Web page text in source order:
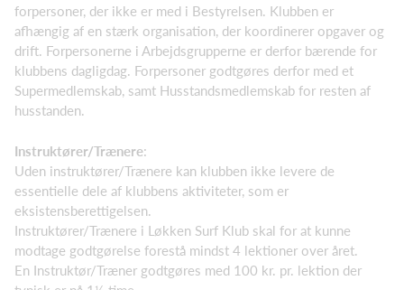
forpersoner, der ikke er med i Bestyrelsen. Klubben er
afhængig af en stærk organisation, der koordinerer opgaver og
drift. Forpersonerne i Arbejdsgrupperne er derfor bærende for
klubbens dagligdag. Forpersoner godtgøres derfor med et
Supermedlemskab, samt Husstandsmedlemskab for resten af
husstanden.
Instruktører/Trænere:
Uden instruktører/Trænere kan klubben ikke levere de
essentielle dele af klubbens aktiviteter, som er
eksistensberettigelsen.
Instruktører/Trænere i Løkken Surf Klub skal for at kunne
modtage godtgørelse forestå mindst 4 lektioner over året.
En Instruktør/Træner godtgøres med 100 kr. pr. lektion der